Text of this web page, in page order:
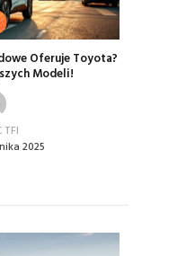
Oferuje Toyota?
Modeli!
TFI
2025